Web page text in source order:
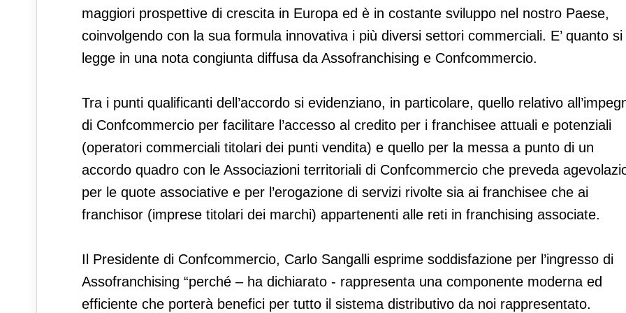
maggiori prospettive di crescita in Europa ed è in costante sviluppo nel nostro Paese,
coinvolgendo con la sua formula innovativa i più diversi settori commerciali. E’ quanto si
legge in una nota congiunta diffusa da Assofranchising e Confcommercio.
Tra i punti qualificanti dell’accordo si evidenziano, in particolare, quello relativo
di Confcommercio per facilitare l’accesso al credito per i franchisee attuali e potenziali
(operatori commerciali titolari dei punti vendita) e quello per la messa a punto di un
accordo quadro con le Associazioni territoriali di Confcommercio che preveda
per le quote associative e per l’erogazione di servizi rivolte sia ai franchisee che ai
franchisor (imprese titolari dei marchi) appartenenti alle reti in franchising associate.
Il Presidente di Confcommercio, Carlo Sangalli esprime soddisfazione per l’ingresso di
Assofranchising “perché – ha dichiarato - rappresenta una componente moderna ed
efficiente che porterà benefici per tutto il sistema distributivo da noi rappresentato.